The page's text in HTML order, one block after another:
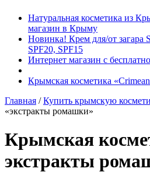
Натуральная косметика из
магазин в Крыму
Новинка! Крем для/от загара
SPF20, SPF15
Интернет магазин с
Крымская косметика
Главная /Купить крымскую
«экстракты ромашки»
Крымская
экстракты